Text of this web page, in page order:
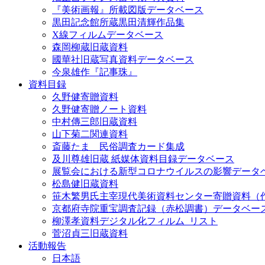
『美術画報』所載図版データベース
黒田記念館所蔵黒田清輝作品集
X線フィルムデータベース
森岡柳蔵旧蔵資料
國華社旧蔵写真資料データベース
今泉雄作『記事珠』
資料目録
久野健寄贈資料
久野健寄贈ノート資料
中村傳三郎旧蔵資料
山下菊二関連資料
斎藤たま 民俗調査カード集成
及川尊雄旧蔵 紙媒体資料目録データベース
展覧会における新型コロナウイルスの影響データ
松島健旧蔵資料
笹木繁男氏主宰現代美術資料センター寄贈資料（
京都府寺院重宝調査記録（赤松調書）データベー
柳澤孝資料デジタル化フィルム_リスト
菅沼貞三旧蔵資料
活動報告
日本語